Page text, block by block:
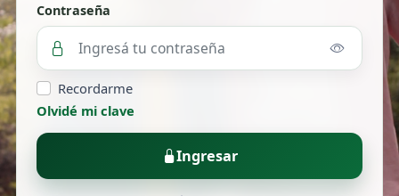
Contraseña
Recordarme
Olvidé mi clave
Ingresar